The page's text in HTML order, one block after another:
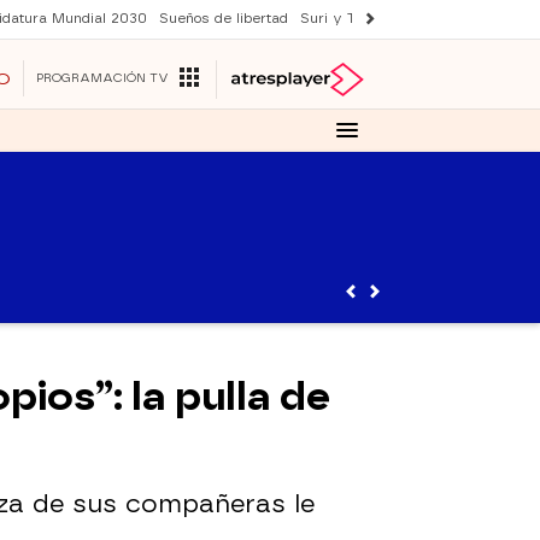
Mundial 2030 Sueños de libertad Suri y Tom Cruise
PROGRAMACIÓN TV
la pulla de
de sus compañeras le